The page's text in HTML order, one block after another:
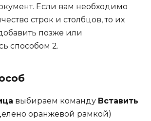
Если вам необходимо
строк и столбцов, то их
позже или
способом 2.
выбираем команду Вставить
оранжевой рамкой)